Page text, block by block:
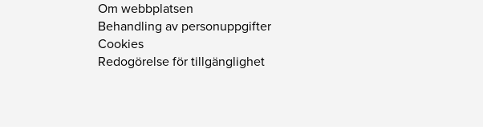
Om webbplatsen
Behandling av personuppgifter
Cookies
Redogörelse för tillgänglighet